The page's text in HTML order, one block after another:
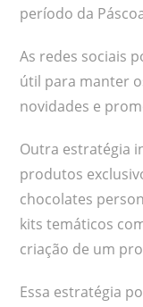
período da
As redes sociais
útil para manter
novidades e
Outra estratégia
produtos
chocolates
kits temáticos
criação de um
Essa estratégia